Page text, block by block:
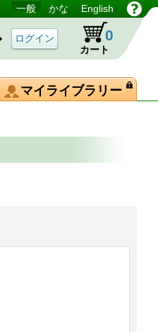
一般 かな English
カート
0
マイライブラリー